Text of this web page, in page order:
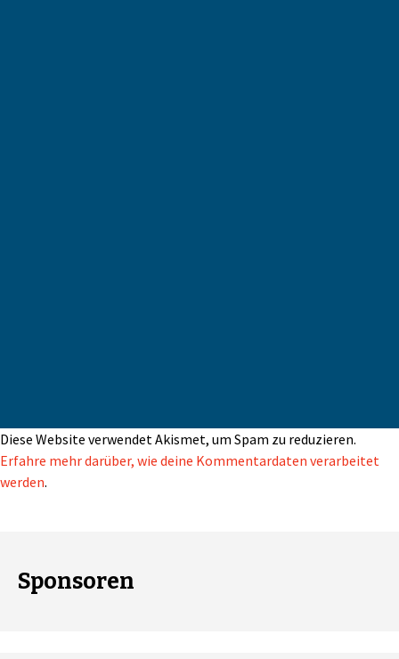
Diese Website verwendet Akismet, um Spam zu reduzieren.
Erfahre mehr darüber, wie deine Kommentardaten verarbeitet
werden.
Sponsoren